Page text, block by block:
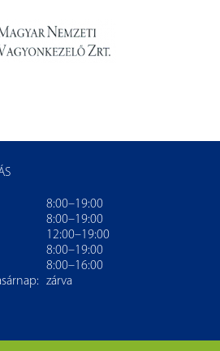
8:00–19:00
8:00–19:00
12:00–19:00
8:00–19:00
8:00–16:00
zárva